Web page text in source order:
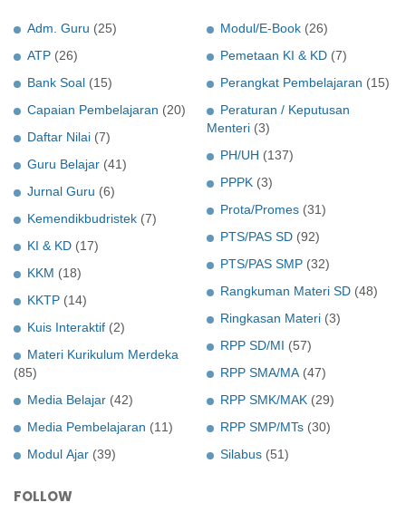
Adm. Guru (25)
ATP (26)
Bank Soal (15)
Capaian Pembelajaran (20)
Daftar Nilai (7)
Guru Belajar (41)
Jurnal Guru (6)
Kemendikbudristek (7)
KI & KD (17)
KKM (18)
KKTP (14)
Kuis Interaktif (2)
Materi Kurikulum Merdeka
(85)
Media Belajar (42)
Media Pembelajaran (11)
Modul Ajar (39)
Modul/E-Book (26)
Pemetaan KI & KD (7)
Perangkat Pembelajaran (15)
Peraturan / Keputusan
Menteri (3)
PH/UH (137)
PPPK (3)
Prota/Promes (31)
PTS/PAS SD (92)
PTS/PAS SMP (32)
Rangkuman Materi SD (48)
Ringkasan Materi (3)
RPP SD/MI (57)
RPP SMA/MA (47)
RPP SMK/MAK (29)
RPP SMP/MTs (30)
Silabus (51)
FOLLOW